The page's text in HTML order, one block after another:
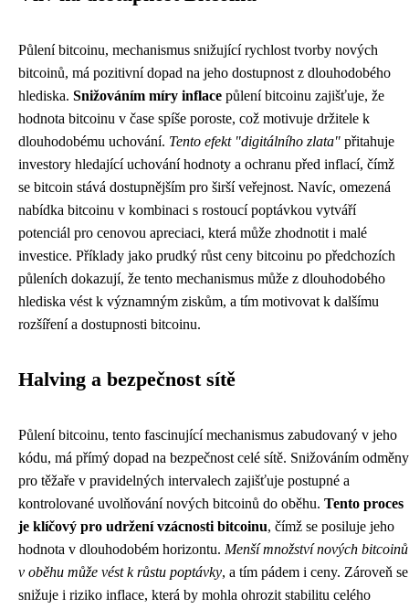
Půlení bitcoinu, mechanismus snižující rychlost tvorby nových
bitcoinů, má pozitivní dopad na jeho dostupnost z dlouhodobého
hlediska. Snižováním míry inflace půlení bitcoinu zajišťuje, že
hodnota bitcoinu v čase spíše poroste, což motivuje držitele k
dlouhodobému uchování. Tento efekt "digitálního zlata" přitahuje
investory hledající uchování hodnoty a ochranu před inflací, čímž
se bitcoin stává dostupnějším pro širší veřejnost. Navíc, omezená
nabídka bitcoinu v kombinaci s rostoucí poptávkou vytváří
potenciál pro cenovou apreciaci, která může zhodnotit i malé
investice. Příklady jako prudký růst ceny bitcoinu po předchozích
půleních dokazují, že tento mechanismus může z dlouhodobého
hlediska vést k významným ziskům, a tím motivovat k dalšímu
rozšíření a dostupnosti bitcoinu.
Halving a bezpečnost sítě
Půlení bitcoinu, tento fascinující mechanismus zabudovaný v jeho
kódu, má přímý dopad na bezpečnost celé sítě. Snižováním odměny
pro těžaře v pravidelných intervalech zajišťuje postupné a
kontrolované uvolňování nových bitcoinů do oběhu. Tento proces
je klíčový pro udržení vzácnosti bitcoinu, čímž se posiluje jeho
hodnota v dlouhodobém horizontu. Menší množství nových bitcoinů
v oběhu může vést k růstu poptávky, a tím pádem i ceny. Zároveň se
snižuje i riziko inflace, která by mohla ohrozit stabilitu celého